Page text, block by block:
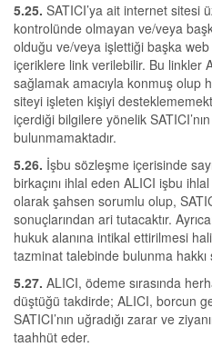
5.25. SATICI’ya ait internet sitesi
kontrolünde olmayan ve/veya
olduğu ve/veya işlettiği başka
içeriklere link verilebilir. Bu linkler
sağlamak amacıyla konmuş olup
siteyi işleten kişiyi
içerdiği bilgilere yönelik
bulunmamaktadır.
5.26. İşbu sözleşme içerisinde
birkaçını ihlal eden ALICI işbu
olarak şahsen sorumlu olup,
sonuçlarından ari tutacaktır.
hukuk alanına intikal ettirilmesi
tazminat talebinde bulunma hakkı
5.27. ALICI, ödeme sırasında
düştüğü takdirde; ALICI, borcun
SATICI’nın uğradığı zarar ve
taahhüt eder.